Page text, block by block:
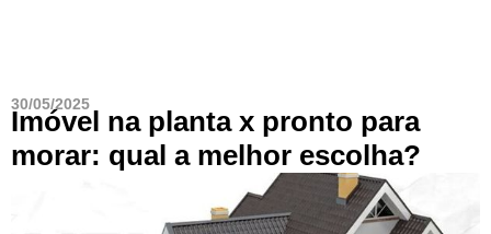
30/05/2025
Imóvel na planta x pronto para
morar: qual a melhor escolha?